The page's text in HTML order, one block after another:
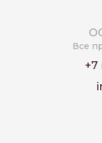
Все
+7